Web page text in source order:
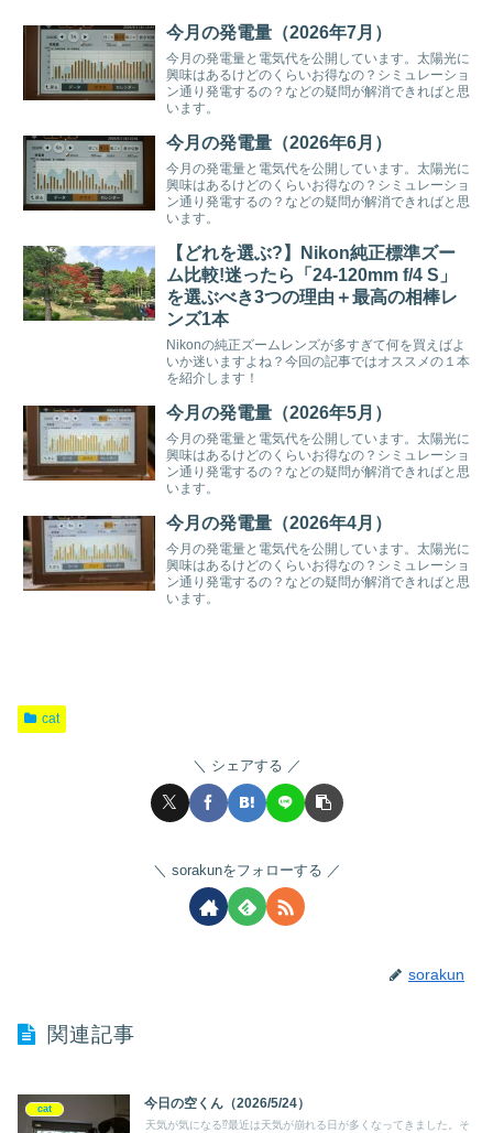
今月の発電量（2026年7月）
今月の発電量と電気代を公開しています。太陽光に
興味はあるけどのくらいお得なの？シミュレーショ
ン通り発電するの？などの疑問が解消できればと思
います。
今月の発電量（2026年6月）
今月の発電量と電気代を公開しています。太陽光に
興味はあるけどのくらいお得なの？シミュレーショ
ン通り発電するの？などの疑問が解消できればと思
います。
【どれを選ぶ?】Nikon純正標準ズー
ム比較!迷ったら「24-120mm f/4 S」
を選ぶべき3つの理由＋最高の相棒レ
ンズ1本
Nikonの純正ズームレンズが多すぎて何を買えばよ
いか迷いますよね？今回の記事ではオススメの１本
を紹介します！
今月の発電量（2026年5月）
今月の発電量と電気代を公開しています。太陽光に
興味はあるけどのくらいお得なの？シミュレーショ
ン通り発電するの？などの疑問が解消できればと思
います。
今月の発電量（2026年4月）
今月の発電量と電気代を公開しています。太陽光に
興味はあるけどのくらいお得なの？シミュレーショ
ン通り発電するの？などの疑問が解消できればと思
います。
cat
シェアする
sorakunをフォローする
sorakun
関連記事
cat 今日の空くん（2026/5/24）
天気が気になる⁉最近は天気が崩れる日が多くなってきました。そ